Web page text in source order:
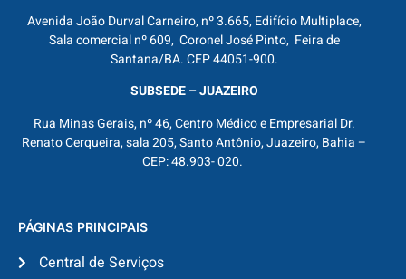
Avenida João Durval Carneiro, nº 3.665, Edifício Multiplace,
Sala comercial nº 609, Coronel José Pinto, Feira de
Santana/BA. CEP 44051-900.
SUBSEDE – JUAZEIRO
Rua Minas Gerais, nº 46, Centro Médico e Empresarial Dr.
Renato Cerqueira, sala 205, Santo Antônio, Juazeiro, Bahia –
CEP: 48.903- 020.
PÁGINAS PRINCIPAIS
Central de Serviços